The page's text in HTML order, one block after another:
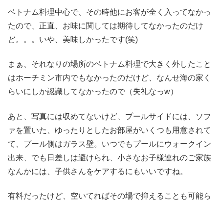
ベトナム料理中心で、その時他にお客が全く入ってなかっ
たので、正直、お味に関しては期待してなかったのだけ
ど。。。いや、美味しかったです(笑)
まぁ、それなりの場所のベトナム料理で大きく外したこと
はホーチミン市内でもなかったのだけど、なんせ海の家く
らいにしか認識してなかったので（失礼なっw）
あと、写真には収めてないけど、プールサイドには、ソフ
ァを置いた、ゆったりとしたお部屋がいくつも用意されて
て、プール側はガラス壁。いつでもプールにウォークイン
出来、でも日差しは避けられ、小さなお子様連れのご家族
なんかには、子供さんをケアするにもいいですね。
有料だったけど、空いてればその場で抑えることも可能ら